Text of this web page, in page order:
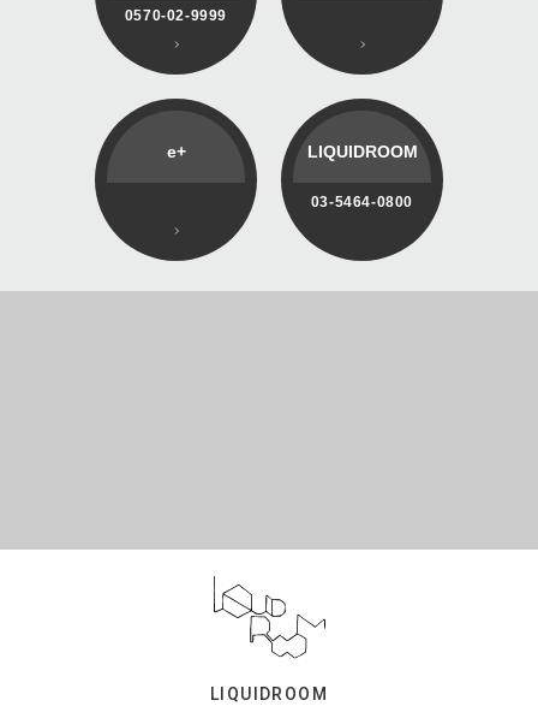
0570-02-9999
e+ LIQUIDROOM
03-5464-0800
LIQUIDROOM